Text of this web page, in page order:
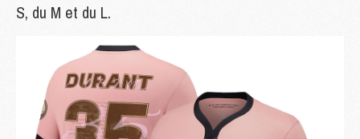
S, du M et du L.